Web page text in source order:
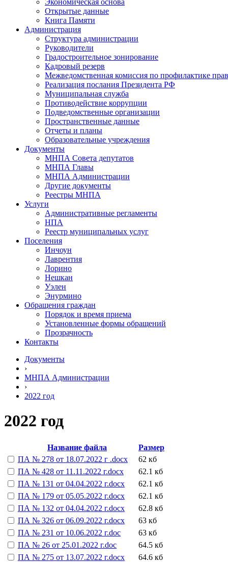
Экономическая основа
Открытые данные
Книга Памяти
Администрация
Структура администрации
Руководители
Градостроительное зонирование
Кадровый резерв
Межведомственная комиссия по профилактике
Реализация послания Президента РФ
Муниципальная служба
Противодействие коррупции
Подведомственные организации
Пространственные данные
Отчеты и планы
Образовательные учреждения
Документы
МНПА Совета депутатов
МНПА Главы
МНПА Администрации
Другие документы
Реестры МНПА
Услуги
Административные регламенты
НПА
Реестр муниципальных услуг
Поселения
Инчоун
Лаврентия
Лорино
Нешкан
Уэлен
Энурмино
Обращения граждан
Порядок и время приема
Установленные формы обращений
Прозрачность
Контакты
Документы
›
МНПА Администрации
›
2022 год
2022 год
Название файла
Размер
ПА № 278 от 18.07.2022 г .docx
62 кб
ПА № 428 от 11.11.2022 г.docx
62.1 кб
ПА № 131 от 04.04.2022 г.docx
62.1 кб
ПА № 179 от 05.05.2022 г.docx
62.1 кб
ПА № 132 от 04.04.2022 г.docx
62.8 кб
ПА № 326 от 06.09.2022 г.docx
63 кб
ПА № 231 от 10.06.2022 г.doc
63 кб
ПА № 26 от 25.01.2022 г.doc
64.5 кб
ПА № 275 от 13.07.2022 г.docx
64.6 кб